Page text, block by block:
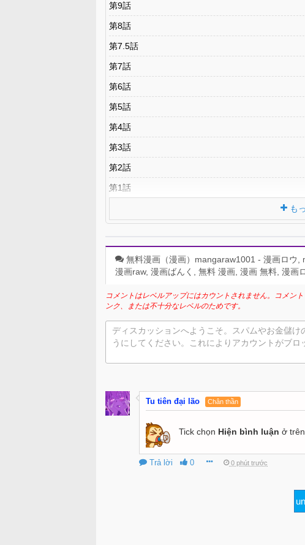
第9話
第8話
第7.5話
第7話
第6話
第5話
第4話
第3話
第2話
第1話
も
無料漫画（漫画）mangaraw1001 - 漫画ロウ
漫画raw, 漫画ばんく, 無料 漫画, 漫画 無料, 漫画
コメントはレベルアップにはカウントされません。コメン
ンク、または不十分なレベルのためです。
ディスカッションへようこそ。スパムやお金儲
うにしてください。これによりアカウントがブロ
Tu tiên đại lão Chân thần
Tick chọn Hiện bình luận ở
Trả lời 0 0 phút trước